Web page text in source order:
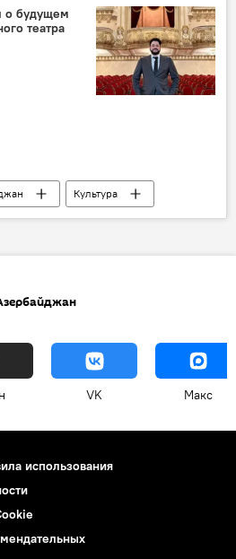
о будущем
театра
Культура
Азербайджанский государственный академический театр оперы и балета
VK Макс
использования